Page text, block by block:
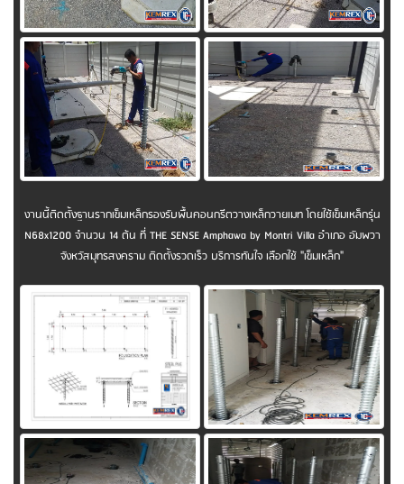
งานนี้ติดตั้งฐานรากเข็มเหล็กรองรับพื้นคอนกรีตวางเหล็กวายเมท โดยใช้เข็มเหล็กรุ่น
N68x1200 จำนวน 14 ต้น ที่ THE SENSE Amphawa by Montri Villa อำเภอ อัมพวา
จังหวัสมุทรสงคราม ติดตั้งรวดเร็ว บริการทันใจ เลือกใช้ "เข็มเหล็ก"